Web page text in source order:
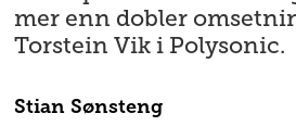
mer enn dobler
Torstein Vik i Polysonic.
Stian Sønsteng